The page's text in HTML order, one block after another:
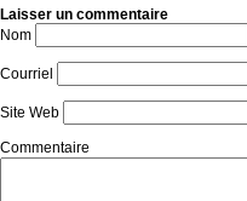
Laisser un commentaire
Nom
Courriel
Site Web
Commentaire